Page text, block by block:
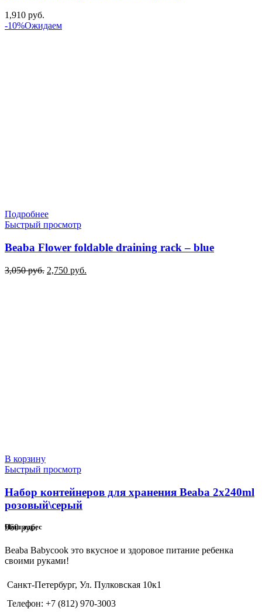
1,910 руб.
-10%Ожидаем
Подробнее
Быстрый просмотр
Beaba Flower foldable draining rack – blue
3,050руб. Первоначальная
2,750 руб.
В корзину
Быстрый просмотр
Набор контейнеров для хранения Beaba 2x240ml
розовый\серый
960руб.
Наш адрес
Beaba Babycook это вкусное и здоровое питание ребенка
своими руками!
Санкт-Петербург, Ул. Пулковская 10к1
Телефон: +7 (812) 970-3003